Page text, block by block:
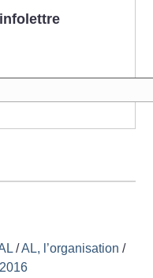
/AL, l’organisation /